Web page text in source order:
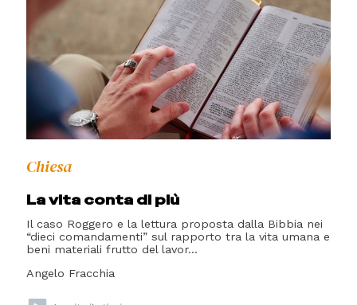
Chiesa
La vita conta di più
Il caso Roggero e la lettura proposta dalla Bibbia nei
“dieci comandamenti” sul rapporto tra la vita umana e
beni materiali frutto del lavor...
Angelo Fracchia